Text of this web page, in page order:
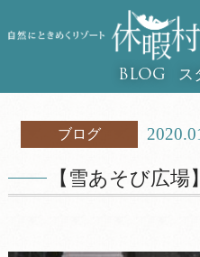
BLOG ス
ブログ
【雪あそび広